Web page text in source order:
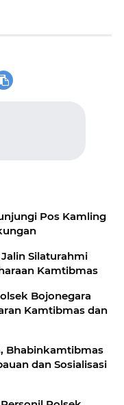
Pos Kamling
Silaturahmi
Kamtibmas
Bojonegara
Kamtibmas dan
Bhabinkamtibmas
dan Sosialisasi